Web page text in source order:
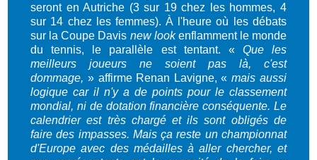
seront en Autriche (3 sur 19 chez les hommes, 4
sur 14 chez les femmes). À l'heure où les débats
sur la Coupe Davis new lookenflamment le monde
du tennis, le parallèle est tentant. « Que les
meilleurs joueurs ne soient pas là, c'est
dommage, » affirme Renan Lavigne, «mais aussi
logique car il n'y a de points pour le classement
mondial, ni de dotation financière conséquente. Le
calendrier est très chargé et ils sont obligés de
faire des impasses. Mais ça reste un championnat
d'Europe avec des médailles à aller chercher, et